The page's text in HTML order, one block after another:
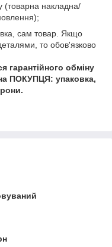
(товарна накладна/
сам товар. Якщо
то обов'язково
гарантійного обміну
ПОКУПЦЯ: упаковка,